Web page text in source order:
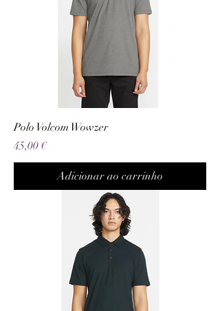
Polo Volcom Wowzer
Preço
45,00 €
Adicionar ao carrinho